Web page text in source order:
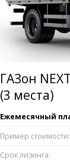
ГАЗон
(3 места)
Ежемесячный
Пример стоимости:
Срок лизинга: